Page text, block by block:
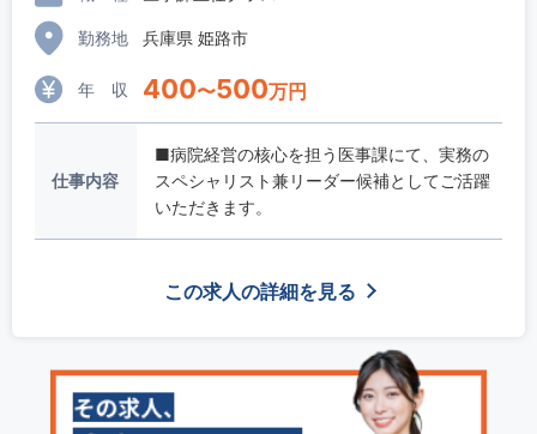
年 収 400〜500万円
勤務地 兵庫県 姫路市
仕事内容
■病院経営の核心を担う医事課にて、実務の
スペシャリスト兼リーダー候補としてご活躍
いただきます。
この求人の詳細を見る